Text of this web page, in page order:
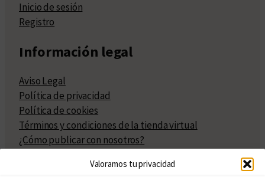
Valoramos tu privacidad
Inicio de sesión
Registro
Información legal
Aviso Legal
Política de privacidad
Política de cookies
Términos y condiciones de la tienda virtual
¿Cómo publicar con nosotros?
Políticas de publicación